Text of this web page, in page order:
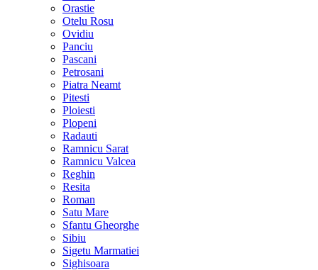
Orastie
Otelu Rosu
Ovidiu
Panciu
Pascani
Petrosani
Piatra Neamt
Pitesti
Ploiesti
Plopeni
Radauti
Ramnicu Sarat
Ramnicu Valcea
Reghin
Resita
Roman
Satu Mare
Sfantu Gheorghe
Sibiu
Sigetu Marmatiei
Sighisoara